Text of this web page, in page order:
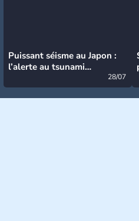
Puissant séisme au Japon :
l’alerte au tsunami
28/07